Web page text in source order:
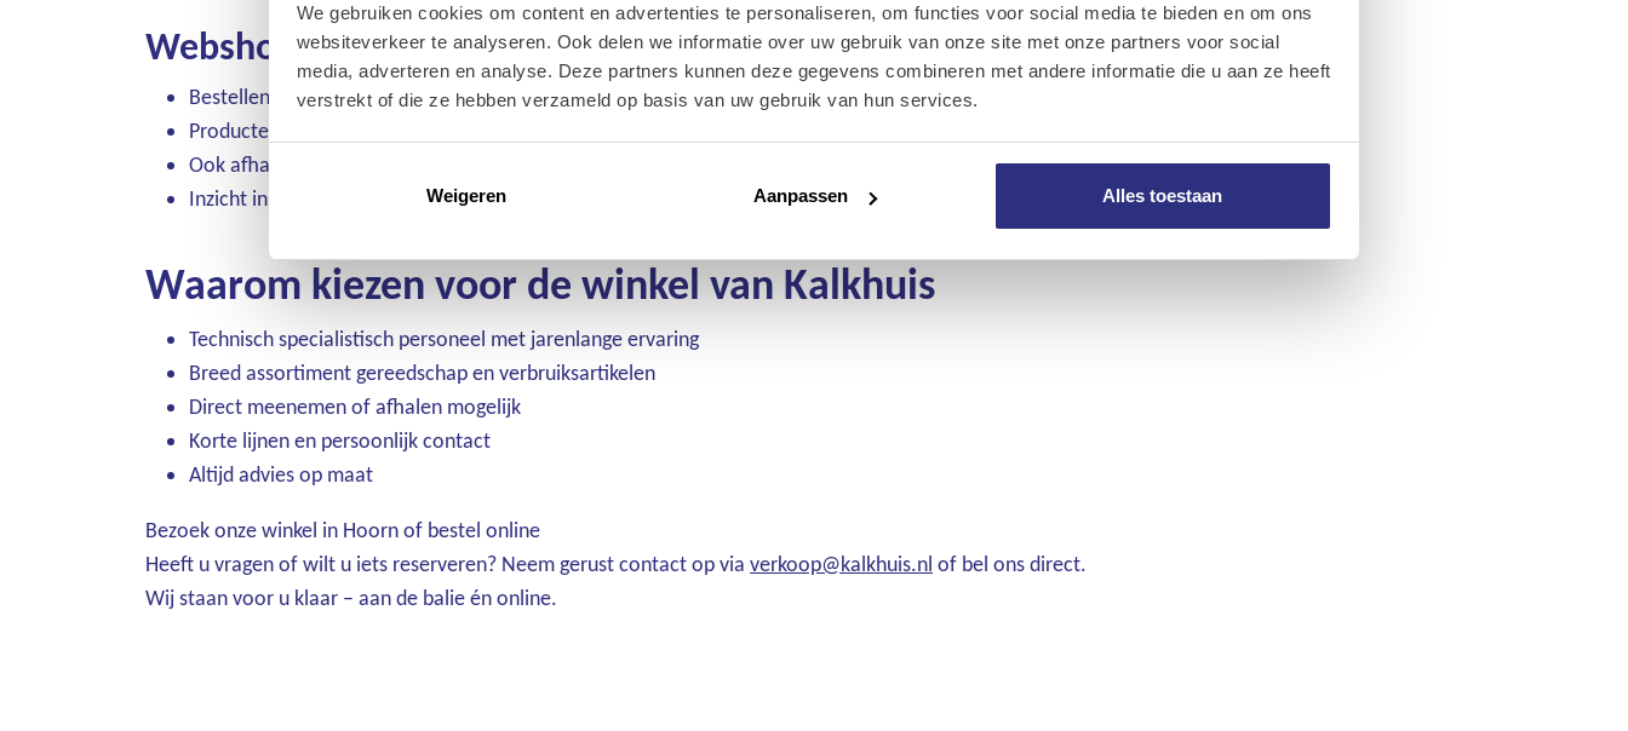
We gebruiken cookies om content en advertenties te personaliseren, om functies voor social media te bieden en om ons
websiteverkeer te analyseren. Ook delen we informatie over uw gebruik van onze site met onze partners voor social
media, adverteren en analyse. Deze partners kunnen deze gegevens combineren met andere informatie die u aan ze heeft
verstrekt of die ze hebben verzameld op basis van uw gebruik van hun services.
Weigeren Aanpassen Alles toestaan
Onze diensten
Over Kalkhuis
Contact
Webshopvoordelen:
Bestellen wanneer het ú uitkomt – 24/7 toegankelijk
Producten uit voorraad worden de volgende werkdag geleverd
Ook afhalen in de winkel is mogelijk – kies wat u het beste uitkomt
Inzicht in eerdere bestellingen via uw persoonlijke account
Waarom kiezen voor de winkel van Kalkhuis
Technisch specialistisch personeel met jarenlange ervaring
Breed assortiment gereedschap en verbruiksartikelen
Direct meenemen of afhalen mogelijk
Korte lijnen en persoonlijk contact
Altijd advies op maat
Bezoek onze winkel in Hoorn of bestel online
Heeft u vragen of wilt u iets reserveren? Neem gerust contact op via verkoop@kalkhuis.nl of bel ons direct.
Wij staan voor u klaar – aan de balie én online.